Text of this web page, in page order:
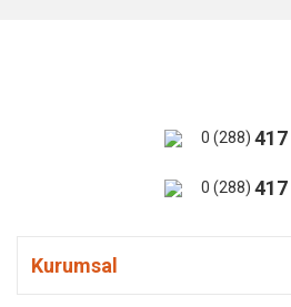
0 (288)
0 (288)
Kurumsal